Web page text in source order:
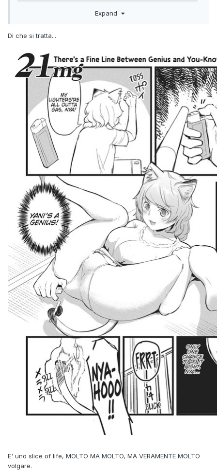
uh, non conosco. di che parla? perché c'è così tanta muffa
Expand
Di che si tratta...
E' uno slice of life, MOLTO MA MOLTO, MA VERAMENTE MOLTO
volgare.